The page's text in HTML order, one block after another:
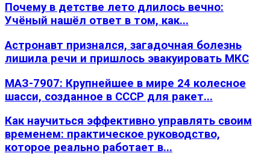
Почему в детстве лето длилось вечно:
Учёный нашёл ответ в том, как...
Астронавт признался, загадочная болезнь
лишила речи и пришлось эвакуировать МКС
МАЗ-7907: Крупнейшее в мире 24 колесное
шасси, созданное в СССР для ракет...
Как научиться эффективно управлять своим
временем: практическое руководство,
которое реально работает в...